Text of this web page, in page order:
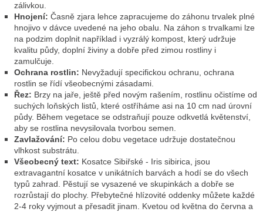
zálivkou.
Hnojení: Časně zjara lehce zapracujeme do záhonu trvalek plné
hnojivo v dávce uvedené na jeho obalu. Na záhon s trvalkami lze
na podzim doplnit například i vyzrálý kompost, který udržuje
kvalitu půdy, doplní živiny a dobře před zimou rostliny i
zamulčuje.
Ochrana rostlin: Nevyžadují specifickou ochranu, ochrana
rostlin se řídí všeobecnými zásadami.
Řez: Brzy na jaře, ještě před novým rašením, rostlinu očistíme od
suchých loňských listů, které ostříháme asi na 10 cm nad úrovní
půdy. Během vegetace se odstraňují pouze odkvetlá květenství,
aby se rostlina nevysilovala tvorbou semen.
Zavlažování: Po celou dobu vegetace udržuje dostatečnou
vlhkost substrátu.
Všeobecný text: Kosatce Sibiřské - Iris sibirica, jsou
extravagantní kosatce v unikátních barvách a hodí se do všech
typů zahrad. Pěstují se vysazené ve skupinkách a dobře se
rozrůstají do plochy. Přebytečné hlízovité oddenky můžete každé
2-4 roky vyjmout a přesadit jinam. Kvetou od května do června a